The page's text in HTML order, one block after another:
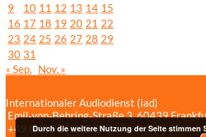
9
10 11 12 13 14 15
16 17 18 19 20 21 22
23 24 25 26 27 28 29
30 31
« Sep. Nov. »
Internationaler Audiodienst (iad)
Emil‑von‑Behring‑Straße 3, 60439
+49 (69) 958 037‑0Bildnachweise
Durch die weitere Nutzung der Seite stimmen